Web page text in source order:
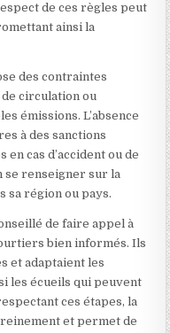
de ces règles peut
ainsi la
des contraintes
circulation ou
émissions. L’absence
à des sanctions
cas d’accident ou de
se renseigner sur la
sa région ou pays.
de faire appel à
bien informés. Ils
et adaptaient les
les écueils qui peuvent
ces étapes, la
et permet de